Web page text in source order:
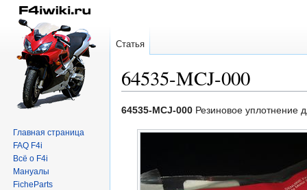
64535-MCJ-000
Перейти
Перейти
64535-MCJ-000 Резиновое уплотнение
Статья
Главная страница
FAQ F4i
Всё о F4i
Мануалы
FicheParts